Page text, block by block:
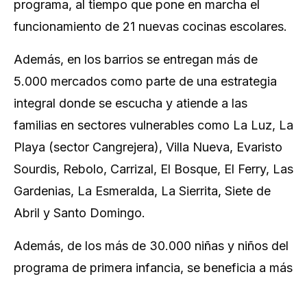
programa, al tiempo que pone en marcha el
funcionamiento de 21 nuevas cocinas escolares.
Además, en los barrios se entregan más de
5.000 mercados como parte de una estrategia
integral donde se escucha y atiende a las
familias en sectores vulnerables como La Luz, La
Playa (sector Cangrejera), Villa Nueva, Evaristo
Sourdis, Rebolo, Carrizal, El Bosque, El Ferry, Las
Gardenias, La Esmeralda, La Sierrita, Siete de
Abril y Santo Domingo.
Además, de los más de 30.000 niñas y niños del
programa de primera infancia, se beneficia a más